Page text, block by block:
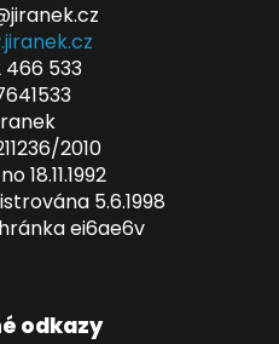
466 533
2010
18.11.1992
5.6.1998
ei6ae6v
odkazy